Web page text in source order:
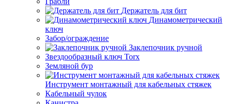
Держатель для бит
Динамометрический
ключ
Забор/ограждение
Заклепочник ручной
Звездообразный ключ Torx
Земляной бур
Инструмент монтажный для кабельных стяжек
Кабельный чулок